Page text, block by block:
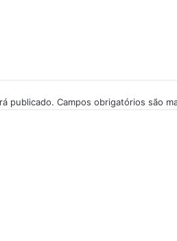
publicado. Campos obrigatórios são